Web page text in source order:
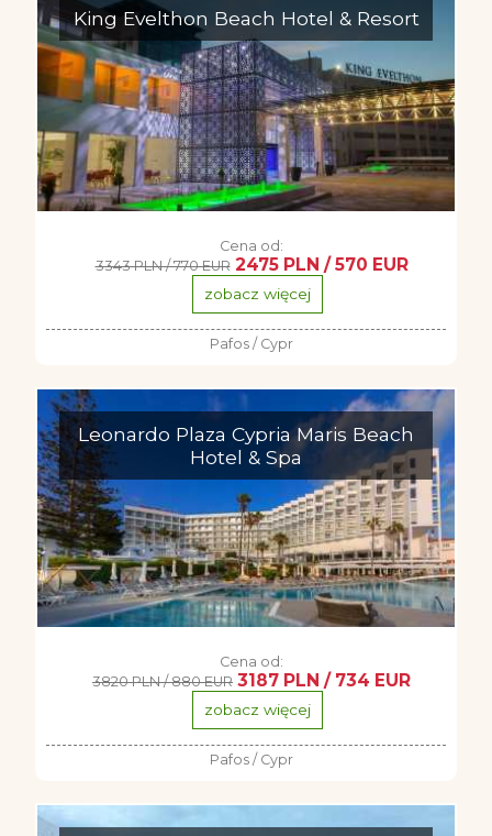
King Evelthon Beach Hotel & Resort
Cena od:
3343 PLN / 770 EUR 2475 PLN / 570 EUR
zobacz więcej
Pafos / Cypr
Leonardo Plaza Cypria Maris Beach
Hotel & Spa
Cena od:
3820 PLN / 880 EUR 3187 PLN / 734 EUR
zobacz więcej
Pafos / Cypr